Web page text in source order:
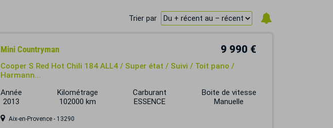
Trier par
Mini Countryman 9 990 €
Cooper S Red Hot Chili 184 ALL4 / Super état / Suivi / Toit pano /
Harmann...
Année
2013
Kilométrage
102000 km
Carburant
ESSENCE
Boite de vitesse
Manuelle
Aix-en-Provence - 13290